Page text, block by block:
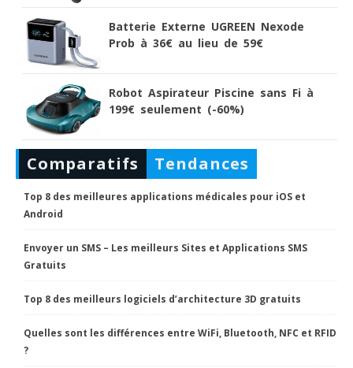
Batterie Externe UGREEN Nexode
Prob à 36€ au lieu de 59€
Robot Aspirateur Piscine sans Fi à
199€ seulement (-60%)
Comparatifs Tendances
Top 8 des meilleures applications médicales pour iOS et
Android
Envoyer un SMS – Les meilleurs Sites et Applications SMS
Gratuits
Top 8 des meilleurs logiciels d’architecture 3D gratuits
Quelles sont les différences entre WiFi, Bluetooth, NFC et RFID
?